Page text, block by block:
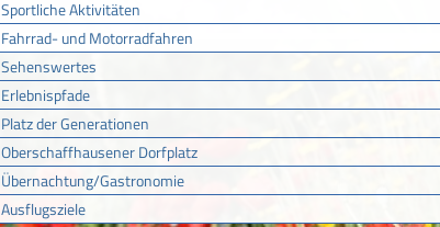
Sportliche Aktivitäten
Fahrrad- und Motorradfahren
Sehenswertes
Erlebnispfade
Platz der Generationen
Oberschaffhausener Dorfplatz
Übernachtung/Gastronomie
Ausflugsziele